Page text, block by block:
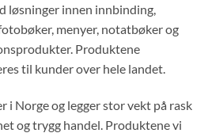
løsninger innen innbinding,
menyer, notatbøker og
Produktene
til kunder over hele landet.
i Norge og legger stor vekt på rask
og trygg handel. Produktene vi